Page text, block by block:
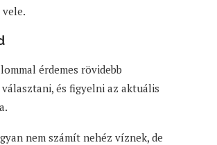
vele.
érdemes rövidebb
és figyelni az aktuális
nem számít nehéz víznek, de